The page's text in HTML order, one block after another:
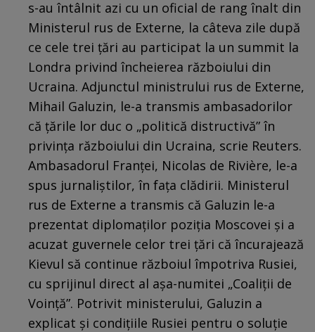
s-au întâlnit azi cu un oficial de rang înalt din
Ministerul rus de Externe, la câteva zile după
ce cele trei țări au participat la un summit la
Londra privind încheierea războiului din
Ucraina. Adjunctul ministrului rus de Externe,
Mihail Galuzin, le-a transmis ambasadorilor
că țările lor duc o „politică distructivă” în
privința războiului din Ucraina, scrie Reuters.
Ambasadorul Franței, Nicolas de Rivière, le-a
spus jurnaliștilor, în fața clădirii. Ministerul
rus de Externe a transmis că Galuzin le-a
prezentat diplomaților poziția Moscovei și a
acuzat guvernele celor trei țări că încurajează
Kievul să continue războiul împotriva Rusiei,
cu sprijinul direct al așa-numitei „Coaliții de
Voință”. Potrivit ministerului, Galuzin a
explicat și condițiile Rusiei pentru o soluție